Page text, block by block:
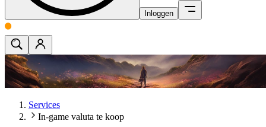
Inloggen
Services
In-game valuta te koop